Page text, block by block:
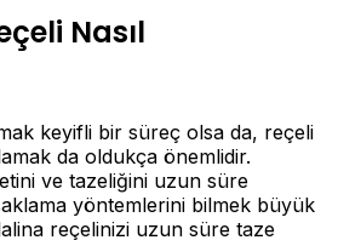
Nasıl
keyifli bir süreç olsa da, reçeli
da oldukça önemlidir.
ve tazeliğini uzun süre
yöntemlerini bilmek büyük
reçelinizi uzun süre taze